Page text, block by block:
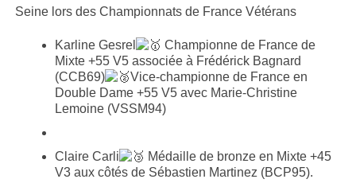
Seine lors des Championnats de France Vétérans
Karline Gesrel
Championne de France de
Mixte +55 V5 associée à Frédérick Bagnard
(CCB69)
Vice-championne de France en
Double Dame +55 V5 avec Marie-Christine
Lemoine (VSSM94)
Claire Carli
Médaille de bronze en Mixte +45
V3 aux côtés de Sébastien Martinez (BCP95).